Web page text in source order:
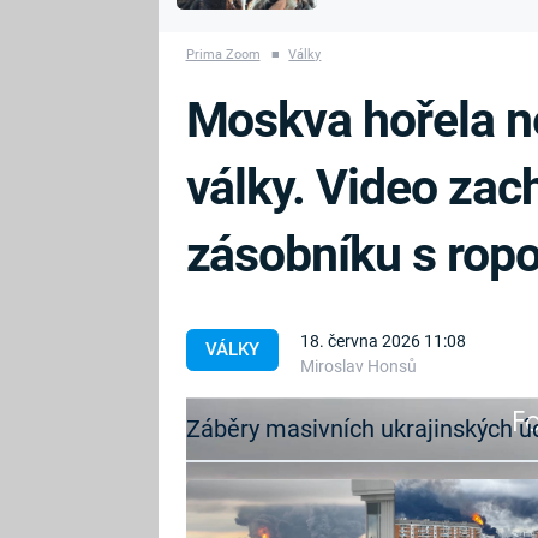
PRVNÍ SVĚTOVÁ
BRITSKÁ
RODINA
Prima Zoom ■ Války
VÁLKY
18. června 2026 11:08
Miroslav Honsů
Moskva hořela
války. Video
zásobníku s
Záběry masivních ukrajinských